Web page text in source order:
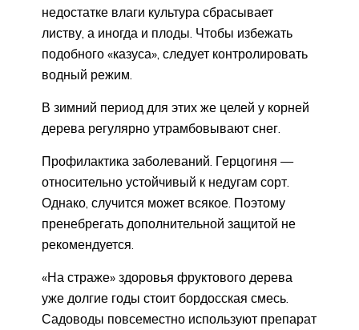
недостатке влаги культура сбрасывает
листву, а иногда и плоды. Чтобы избежать
подобного «казуса», следует контролировать
водный режим.
В зимний период для этих же целей у корней
дерева регулярно утрамбовывают снег.
Профилактика заболеваний. Герцогиня —
относительно устойчивый к недугам сорт.
Однако, случится может всякое. Поэтому
пренебрегать дополнительной защитой не
рекомендуется.
«На страже» здоровья фруктового дерева
уже долгие годы стоит бордосская смесь.
Садоводы повсеместно используют препарат